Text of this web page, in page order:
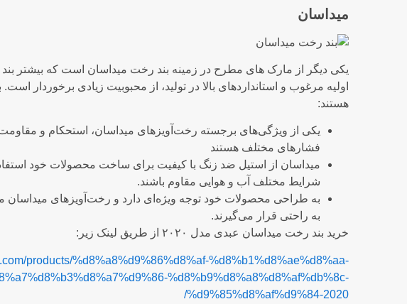
میداسان
یکی دیگر از مارک های مطرح در زمینه بند رخت میداسان است که بیشتر بند
اولیه مرغوب و استانداردهای بالا در تولید، از محبوبیت زیادی برخوردار
هستند:
یکی از ویژگی‌های برجسته رخت‌آویزهای میداسان، استحکام و
فشارهای مختلف هستند
میداسان از استیل ضد زنگ با کیفیت برای ساخت محصولات خود
شرایط مختلف آب و هوایی مقاوم باشند.
به طراحی محصولات خود توجه ویژه‌ای دارد و رخت‌آویزهای
به راحتی قرار می‌گیرند.
خرید بند رخت میداسان عبدی مدل ۲۰۲۰ از طریق لینک زیر:
products/%d8%a8%d9%86%d8%af-%d8%b1%d8%ae%d8%aa-
%d8%b9%d8%a8%d8%af%db%8c-
%d9%85%d8%af%d9%84-2020/